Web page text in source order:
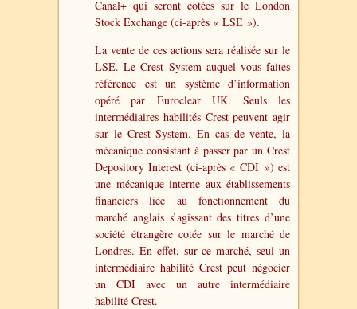
Canal+ qui seront cotées sur le London
Stock Exchange (ci-après « LSE »).
La vente de ces actions sera réalisée sur le
LSE. Le Crest System auquel vous faites
référence est un système d’information
opéré par Euroclear UK. Seuls les
intermédiaires habilités Crest peuvent agir
sur le Crest System. En cas de vente, la
mécanique consistant à passer par un Crest
Depository Interest (ci-après « CDI ») est
une mécanique interne aux établissements
financiers liée au fonctionnement du
marché anglais s’agissant des titres d’une
société étrangère cotée sur le marché de
Londres. En effet, sur ce marché, seul un
intermédiaire habilité Crest peut négocier
un CDI avec un autre intermédiaire
habilité Crest.